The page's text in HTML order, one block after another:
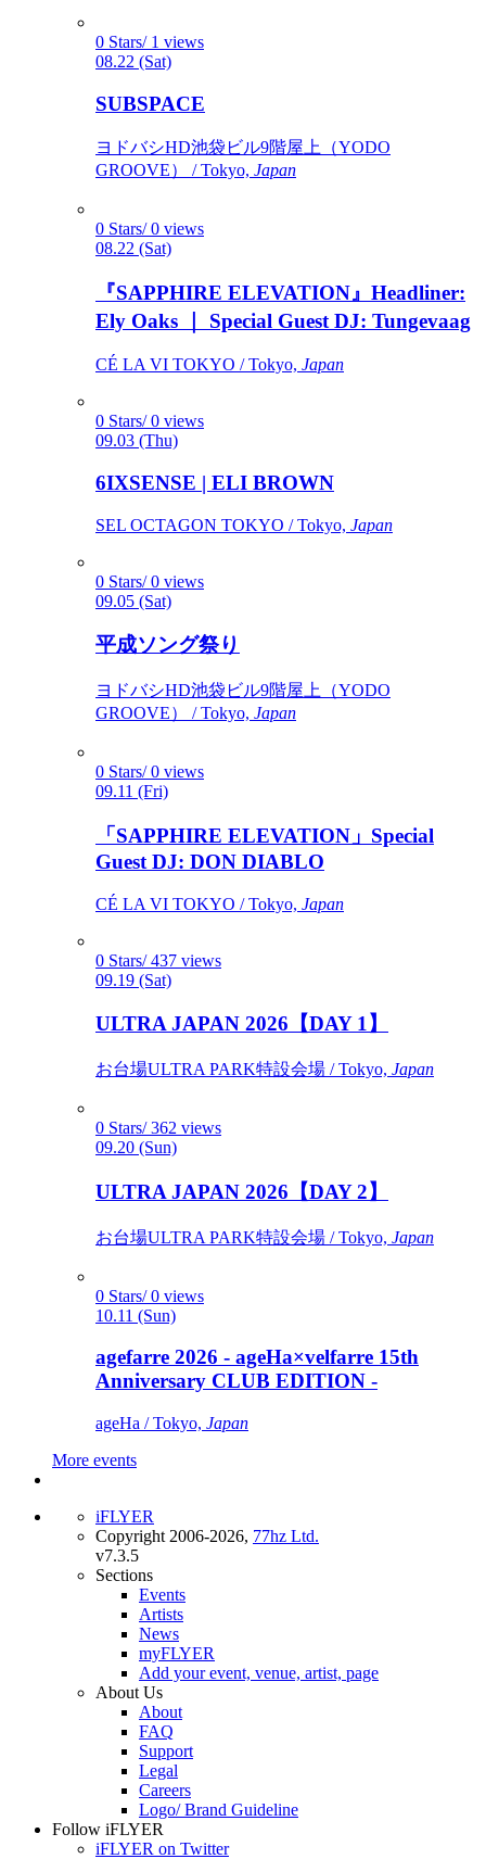
0 Stars/ 1 views
08.22 (Sat)
SUBSPACE
ヨドバシHD池袋ビル9階屋上（YODO
GROOVE） / Tokyo, Japan
0 Stars/ 0 views
08.22 (Sat)
『SAPPHIRE ELEVATION』Headliner:
Ely Oaks ｜ Special Guest DJ: Tungevaag
CÉ LA VI TOKYO / Tokyo, Japan
0 Stars/ 0 views
09.03 (Thu)
6IXSENSE | ELI BROWN
SEL OCTAGON TOKYO / Tokyo, Japan
0 Stars/ 0 views
09.05 (Sat)
平成ソング祭り
ヨドバシHD池袋ビル9階屋上（YODO
GROOVE） / Tokyo, Japan
0 Stars/ 0 views
09.11 (Fri)
「SAPPHIRE ELEVATION」Special
Guest DJ: DON DIABLO
CÉ LA VI TOKYO / Tokyo, Japan
0 Stars/ 437 views
09.19 (Sat)
ULTRA JAPAN 2026【DAY 1】
お台場ULTRA PARK特設会場 / Tokyo, Japan
0 Stars/ 362 views
09.20 (Sun)
ULTRA JAPAN 2026【DAY 2】
お台場ULTRA PARK特設会場 / Tokyo, Japan
0 Stars/ 0 views
10.11 (Sun)
agefarre 2026 - ageHa×velfarre 15th
Anniversary CLUB EDITION -
ageHa / Tokyo, Japan
More events
iFLYER
Copyright 2006-2026, 77hz Ltd.
v7.3.5
Sections
Events
Artists
News
myFLYER
Add your event, venue, artist, page
About Us
About
FAQ
Support
Legal
Careers
Logo/ Brand Guideline
Follow iFLYER
iFLYER on Twitter